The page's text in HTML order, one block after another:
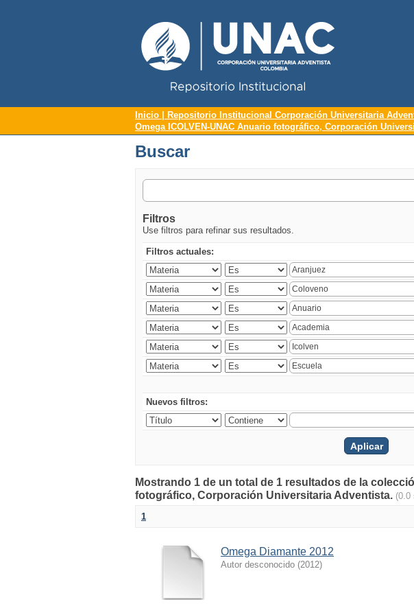
Buscar
Inicio | Repositorio Institucional Corporación Universitaria
Omega ICOLVEN-UNAC Anuario fotográfico, Corporación
Buscar
Filtros
Use filtros para refinar sus resultados.
Filtros actuales:
Nuevos filtros:
Mostrando 1 de un total de 1 resultados de la
fotográfico, Corporación Universitaria Adventista. (0.0
1
Omega Diamante 2012
Autor desconocido (2012)